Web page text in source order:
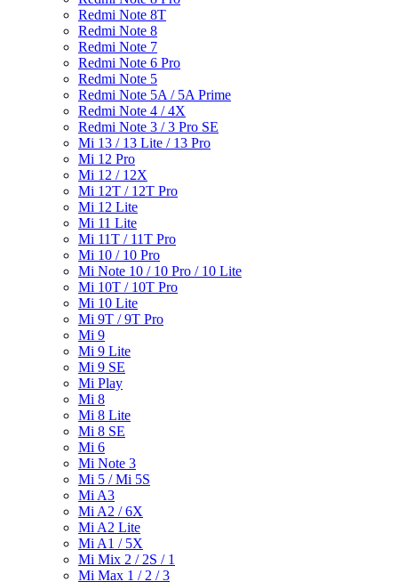
Redmi Note 8T
Redmi Note 8
Redmi Note 7
Redmi Note 6 Pro
Redmi Note 5
Redmi Note 5A / 5A Prime
Redmi Note 4 / 4X
Redmi Note 3 / 3 Pro SE
Mi 13 / 13 Lite / 13 Pro
Mi 12 Pro
Mi 12 / 12X
Mi 12T / 12T Pro
Mi 12 Lite
Mi 11 Lite
Mi 11T / 11T Pro
Mi 10 / 10 Pro
Mi Note 10 / 10 Pro / 10 Lite
Mi 10T / 10T Pro
Mi 10 Lite
Mi 9T / 9T Pro
Mi 9
Mi 9 Lite
Mi 9 SE
Mi Play
Mi 8
Mi 8 Lite
Mi 8 SE
Mi 6
Mi Note 3
Mi 5 / Mi 5S
Mi A3
Mi A2 / 6X
Mi A2 Lite
Mi A1 / 5X
Mi Mix 2 / 2S / 1
Mi Max 1 / 2 / 3